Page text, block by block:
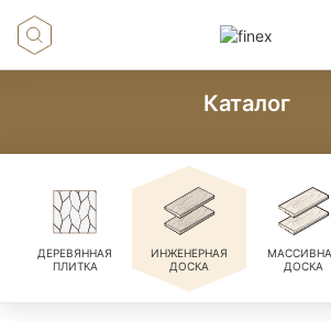
Каталог
ДЕРЕВЯННАЯ
ПЛИТКА
ИНЖЕНЕРНАЯ
ДОСКА
ДОСКА